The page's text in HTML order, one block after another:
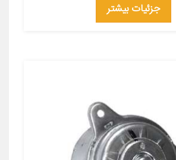
جزئیات بیشتر